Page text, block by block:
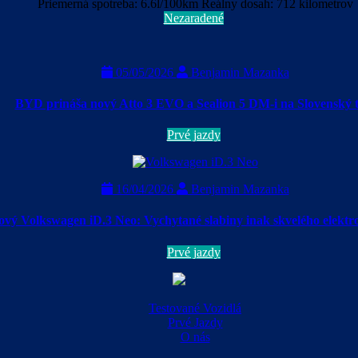
Priemerná spotreba: 6.6l/100km Reálny dosah: 712 kilometrov
Nezaradené
05/05/2026 Benjamin Mazanka
BYD prináša nový Atto 3 EVO a Sealion 5 DM-i na Slovenský
Prvé jazdy
16/04/2026 Benjamin Mazanka
Volkswagen iD.3 Neo: Vychytané slabiny inak skvelého
Prvé jazdy
Testované Vozidlá
Prvé Jazdy
O nás